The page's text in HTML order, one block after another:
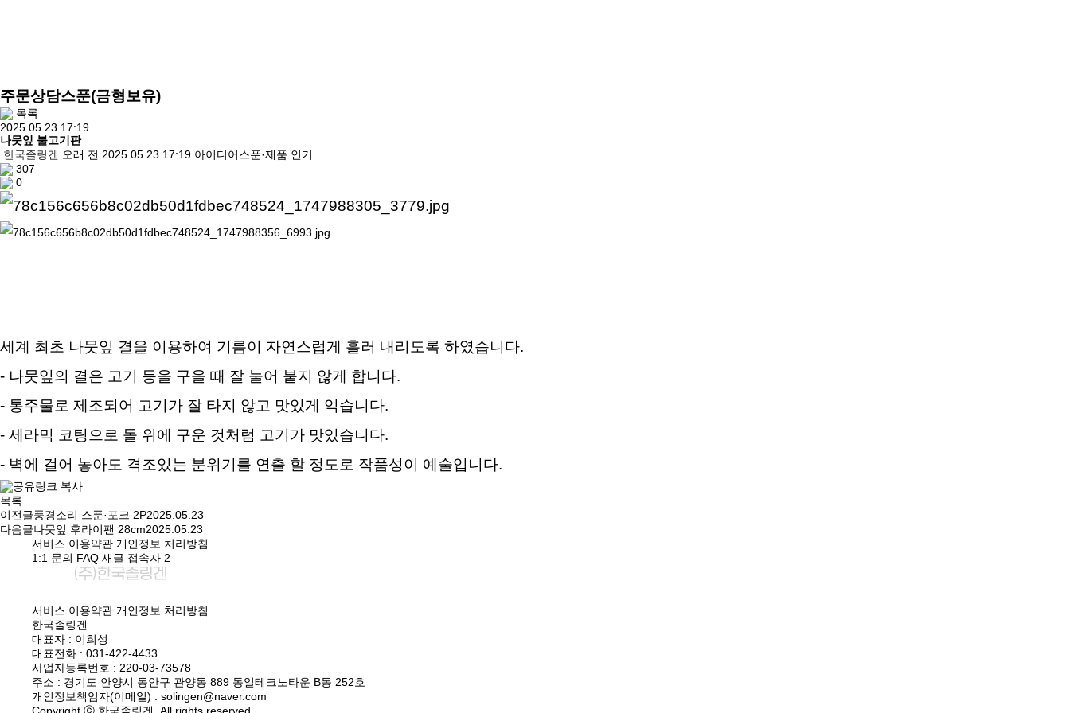
주문상담스푼(금형보유)
목록
2025.05.23 17:19
나뭇잎 불고기판
한국졸링겐 오래 전 2025.05.23 17:19 아이디어스푼·제품 인기
307
0
세계 최초 나뭇잎 결을 이용하여 기름이 자연스럽게 흘러 내리도록 하였습니다.
- 나뭇잎의 결은 고기 등을 구을 때 잘 눌어 붙지 않게 합니다.
- 통주물로 제조되어 고기가 잘 타지 않고 맛있게 익습니다.
- 세라믹 코팅으로 돌 위에 구운 것처럼 고기가 맛있습니다.
- 벽에 걸어 놓아도 격조있는 분위기를 연출 할 정도로 작품성이 예술입니다.
목록
이전글풍경소리 스푼·포크 2P2025.05.23
다음글나뭇잎 후라이팬 28cm2025.05.23
서비스 이용약관 개인정보 처리방침
1:1 문의 FAQ 새글 접속자 2
서비스 이용약관 개인정보 처리방침
한국졸링겐
대표자 : 이희성
대표전화 : 031-422-4433
사업자등록번호 : 220-03-73578
주소 : 경기도 안양시 동안구 관양동 889 동일테크노타운 B동 252호
개인정보책임자(이메일) : solingen@naver.com
Copyright ⓒ 한국졸링겐. All rights reserved.